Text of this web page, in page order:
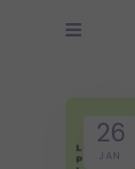
26
JAN